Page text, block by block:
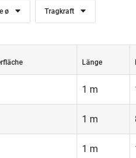
ø Tragkraft
Länge
1 m
1 m
1 m